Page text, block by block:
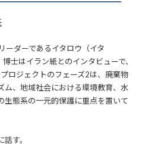
ダーであるイタロウ（イタ
士はイラン紙とのインタビューで、
ロジェクトのフェーズ2は、廃棄物
ム、地域社会における環境教育、水
生態系の一元的保護に重点を置いて
す。